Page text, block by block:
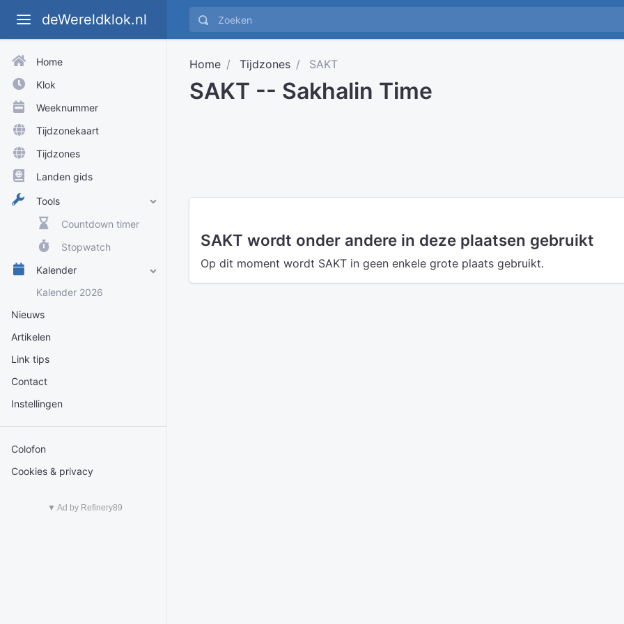
deWereldklok.nl
Home
Klok
Weeknummer
Tijdzonekaart
Tijdzones
Landen gids
Tools
Countdown timer
Stopwatch
Kalender
Kalender 2026
Nieuws
Artikelen
Link tips
Contact
Instellingen
Colofon
Cookies & privacy
▼ Ad by Refinery89
Home Tijdzones SAKT
SAKT -- Sakhalin Time
SAKT wordt onder andere in deze plaatsen gebruikt
Op dit moment wordt SAKT in geen enkele grote plaats gebruikt.